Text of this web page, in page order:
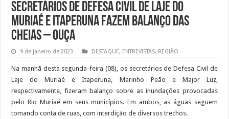
Secretários de Defesa Civil de Laje do
Muriaé e Itaperuna fazem balanço das
cheias – OUÇA
9 de janeiro de 2023 DESTAQUE, ENTREVISTAS, REGIÃO
Na manhã desta segunda-feira (08), os secretários de Defesa Civil de
Laje do Muriaé e Itaperuna, Marinho Peão e Major Luz,
respectivamente, fizeram balanço sobre as inundações provocadas
pelo Rio Muriaé em seus municípios. Em ambos, as águas seguem
tomando conta de ruas, com interdição de diversos trechos.